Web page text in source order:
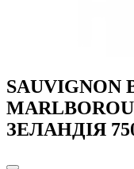
SAUVIGNON
ЗЕЛАНДІЯ